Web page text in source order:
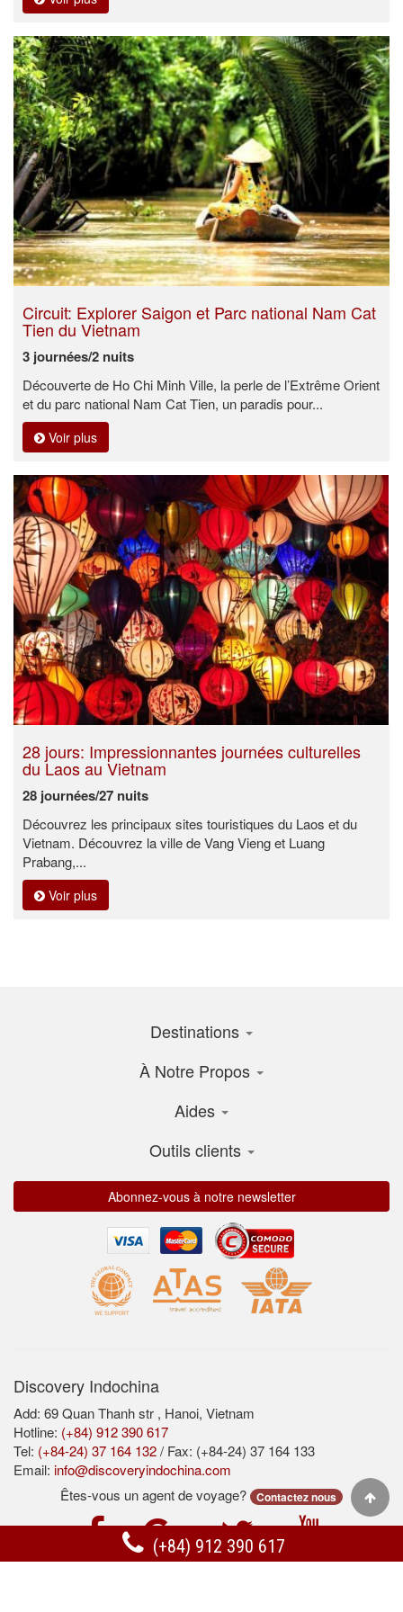
(+84) 912 390 617
Circuit: Explorer Saigon et Parc national Nam Cat
Tien du Vietnam
3 journées/2 nuits
Découverte de Ho Chi Minh Ville, la perle de l’Extrême Orient
et du parc national Nam Cat Tien, un paradis pour...
Voir plus
28 jours: Impressionnantes journées culturelles
du Laos au Vietnam
28 journées/27 nuits
Découvrez les principaux sites touristiques du Laos et du
Vietnam. Découvrez la ville de Vang Vieng et Luang
Prabang,...
Voir plus
Destinations
À Notre Propos
Aides
Outils clients
Abonnez-vous à notre newsletter
Discovery Indochina
Add: 69 Quan Thanh str , Hanoi, Vietnam
Hotline: (+84) 912 390 617
Tel: (+84-24) 37 164 132/ Fax: (+84-24) 37 164 133
Email: info@discoveryindochina.com
Êtes-vous un agent de voyage?
Contactez nous